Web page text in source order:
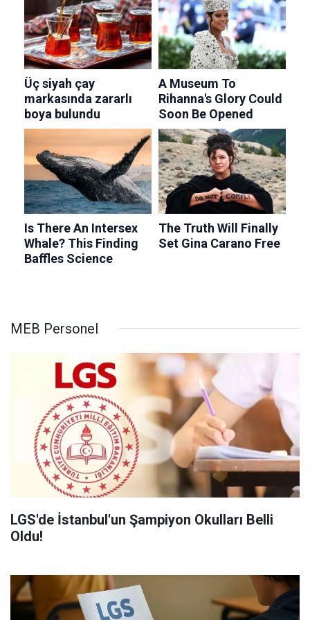
MEB Personel
LGS'de İstanbul'un Şampiyon Okulları Belli
Oldu!